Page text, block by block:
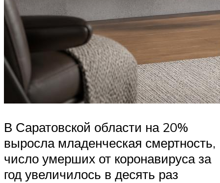
В Саратовской области на 20%
выросла младенческая смертность,
число умерших от коронавируса за
год увеличилось в десять раз